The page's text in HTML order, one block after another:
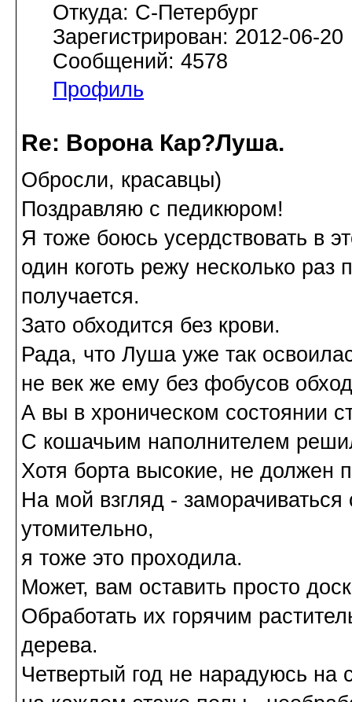
Откуда: С-Петербург
Зарегистрирован: 2012-06-20
Сообщений: 4578
Профиль
Re: Ворона Кар?Луша.
Обросли, красавцы)
Поздравляю с педикюром!
Я тоже боюсь усердствовать в
один коготь режу несколько
получается.
Зато обходится без крови.
Рада, что Луша уже так
не век же ему без фобусов
А вы в хроническом состоянии
С кошачьим наполнителем
Хотя борта высокие, не должен
На мой взгляд -
утомительно,
я тоже это проходила.
Может, вам оставить просто
Обработать их горячим
дерева.
Четвертый год не нарадуюсь на